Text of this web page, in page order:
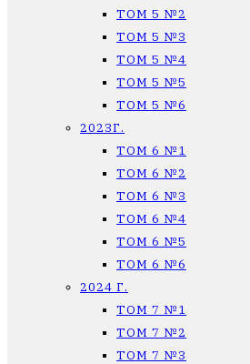
ТОМ 5 №2
ТОМ 5 №3
ТОМ 5 №4
ТОМ 5 №5
ТОМ 5 №6
2023Г.
ТОМ 6 №1
ТОМ 6 №2
ТОМ 6 №3
ТОМ 6 №4
ТОМ 6 №5
ТОМ 6 №6
2024 Г.
ТОМ 7 №1
ТОМ 7 №2
ТОМ 7 №3